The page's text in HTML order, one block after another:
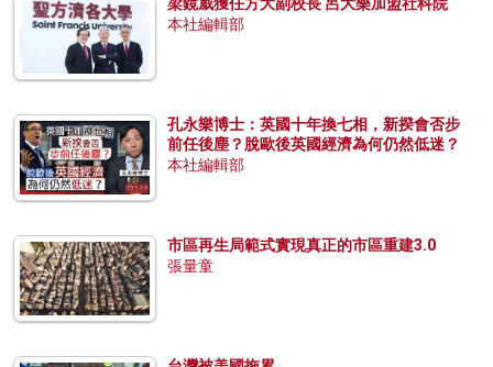
梁鏡威獲任方大副校長 呂大樂加盟社科院
本社編輯部
孔永樂博士：英國十年換七相，新揆會否步
前任後塵？脫歐後英國經濟為何仍然低迷？
本社編輯部
市區再生局範式實現真正的市區重建3.0
張量童